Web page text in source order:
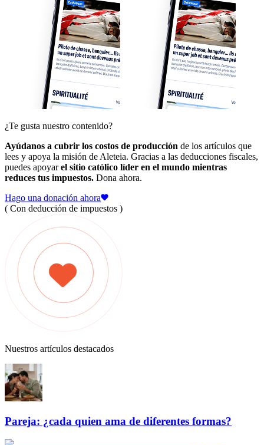
¿Te gusta nuestro contenido?
Ayúdanos a cubrir los costos de producción de los artículos que
lees y apoya la misión de Aleteia. Gracias a las deducciones fiscales,
puedes apoyarel sitio católico líder en el mundo mientras
reduces tus impuestos. Dona ahora.
Hago una donación ahora
( Con deducción de impuestos )
Nuestros artículos destacados
Pareja: ¿cada quien ama de diferentes formas?